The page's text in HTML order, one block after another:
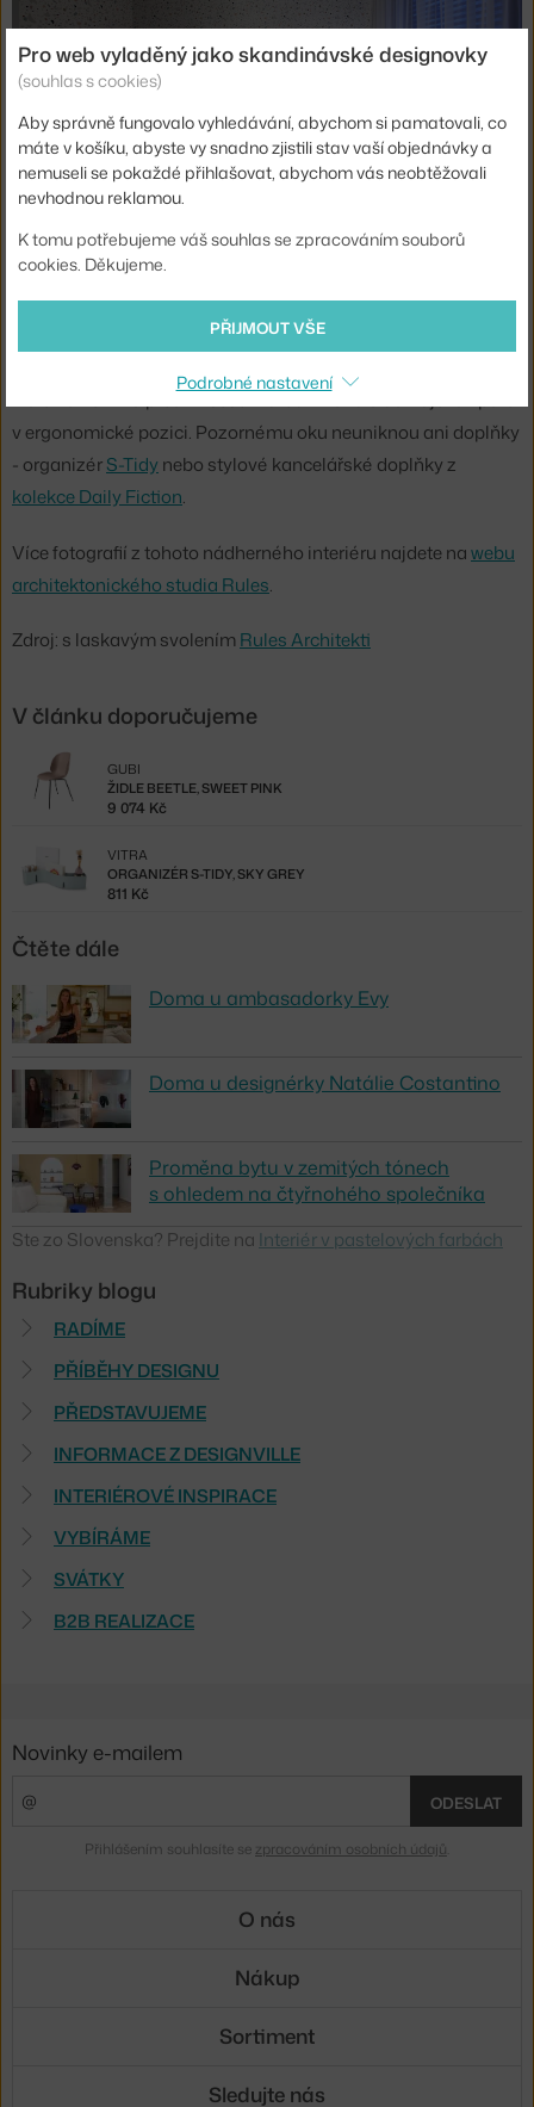
Dětskému pokoji dominuje příjemná tapeta se vzorem
Terrazzo. Jako centrální osvětlení byl zvolen skládaný lustr
značky Normann Copenhagen. Židli
v ergonomické pozici. Pozornému oku neuniknou ani doplňky
- organizérS-Tidynebo stylové kancelářské doplňky z
kolekce Daily Fiction.
Více fotografií z tohoto nádherného interiéru najdete nawebu
architektonického studia Rules.
Zdroj: s laskavým svolenímRules Architekti
V článku doporučujeme
ŽIDLE BEETLE, SWEET PINK
GUBI
9 074 Kč
ORGANIZÉR S-TIDY, SKY GREY
VITRA
811 Kč
Čtěte dále
Doma u ambasadorky Evy
Doma u designérky Natálie Costantino
Proměna bytu v zemitých tónech
s ohledem na čtyřnohého společníka
Ste zo Slovenska? Prejdite na Interiér v pastelových farbách
Rubriky blogu
RADÍME
PŘÍBĚHY DESIGNU
PŘEDSTAVUJEME
INFORMACE Z DESIGNVILLE
INTERIÉROVÉ INSPIRACE
VYBÍRÁME
SVÁTKY
B2B REALIZACE
Pro web vyladěný jako skandinávské designovky
(souhlas s cookies)
Aby správně fungovalo vyhledávání, abychom si pamatovali, co
máte v košíku, abyste vy snadno zjistili stav vaší objednávky a
nemuseli se pokaždé přihlašovat, abychom vás neobtěžovali
nevhodnou reklamou.
K tomu potřebujeme váš souhlas se zpracováním souborů
cookies. Děkujeme.
PŘIJMOUT VŠE
Podrobné nastavení
Novinky e-mailem
ODESLAT
Přihlášením souhlasíte se zpracováním osobních údajů
O nás
Nákup
Sortiment
Sledujte nás